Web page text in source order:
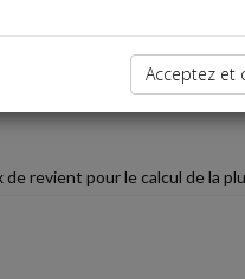
revient pour le calcul de la
Acceptez et